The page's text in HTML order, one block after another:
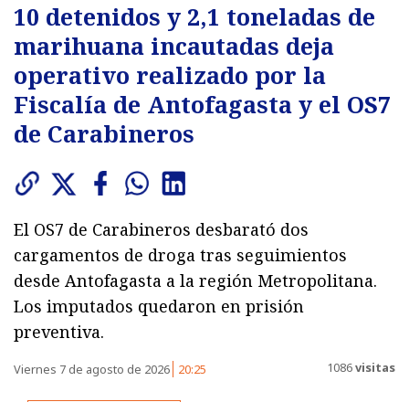
10 detenidos y 2,1 toneladas de
marihuana incautadas deja
operativo realizado por la
Fiscalía de Antofagasta y el OS7
de Carabineros
El OS7 de Carabineros desbarató dos
cargamentos de droga tras seguimientos
desde Antofagasta a la región Metropolitana.
Los imputados quedaron en prisión
preventiva.
Viernes 7 de agosto de 2026 20:25 1086visitas